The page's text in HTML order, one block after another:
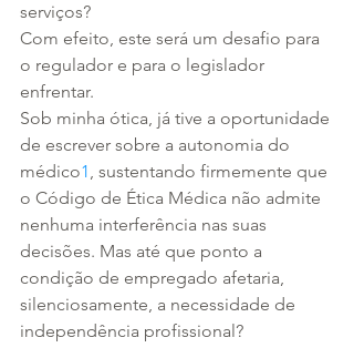
serviços?
Com efeito, este será um desafio para
o regulador e para o legislador
enfrentar.
Sob minha ótica, já tive a oportunidade
de escrever sobre a autonomia do
médico1, sustentando firmemente que
o Código de Ética Médica não admite
nenhuma interferência nas suas
decisões. Mas até que ponto a
condição de empregado afetaria,
silenciosamente, a necessidade de
independência profissional?